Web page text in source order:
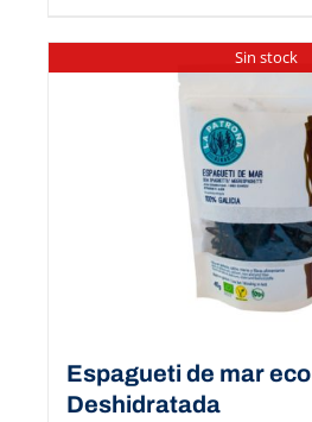
Sin stock
Espagueti de mar eco
Deshidratada